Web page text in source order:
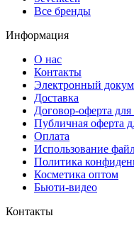
Все бренды
Информация
О нас
Контакты
Электронный
Доставка
Договор-оферта
Публичная оферта
Оплата
Использование
Политика
Косметика оптом
Бьюти-видео
Контакты